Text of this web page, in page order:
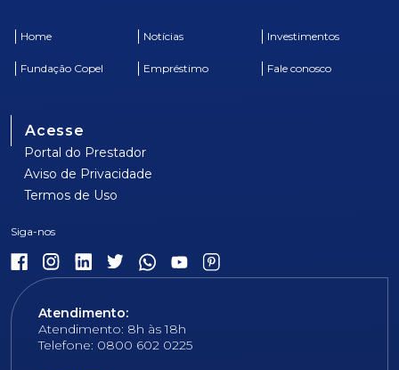
Home Notícias Investimentos
Fundação Copel Empréstimo Fale conosco
Acesse
Portal do Prestador
Aviso de Privacidade
Termos de Uso
Atendimento:
Atendimento: 8h às 18h
Telefone: 0800 602 0225